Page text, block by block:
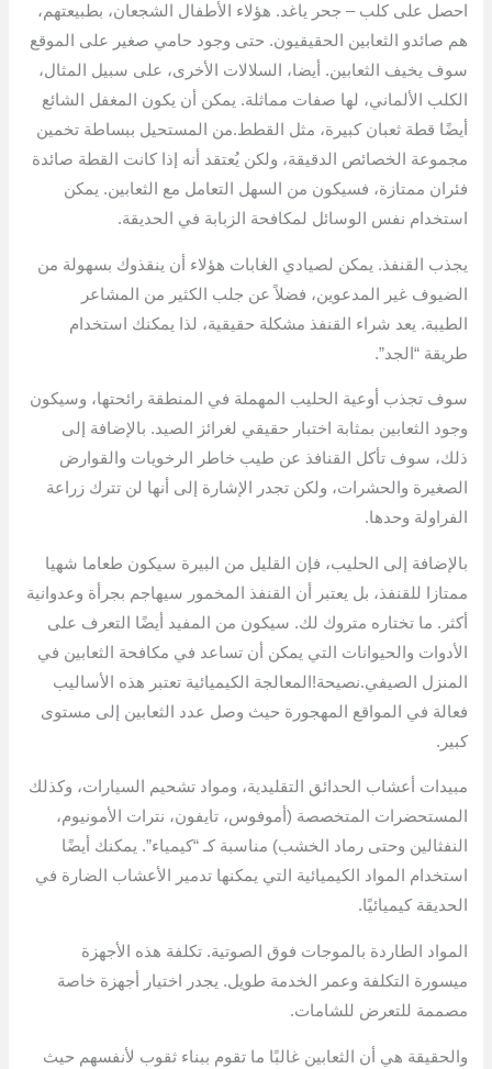
احصل على كلب – جحر ياغد. هؤلاء الأطفال الشجعان، بطبيعتهم،
هم صائدو الثعابين الحقيقيون. حتى وجود حامي صغير على الموقع
سوف يخيف الثعابين. أيضا، السلالات الأخرى، على سبيل المثال،
الكلب الألماني، لها صفات مماثلة. يمكن أن يكون المغفل الشائع
أيضًا قطة ثعبان كبيرة، مثل القطط.من المستحيل ببساطة تخمين
مجموعة الخصائص الدقيقة، ولكن يُعتقد أنه إذا كانت القطة صائدة
فئران ممتازة، فسيكون من السهل التعامل مع الثعابين. يمكن
استخدام نفس الوسائل لمكافحة الزبابة في الحديقة.
يجذب القنفذ. يمكن لصيادي الغابات هؤلاء أن ينقذوك بسهولة من
الضيوف غير المدعوين، فضلاً عن جلب الكثير من المشاعر
الطيبة. يعد شراء القنفذ مشكلة حقيقية، لذا يمكنك استخدام
طريقة “الجد”.
سوف تجذب أوعية الحليب المهملة في المنطقة رائحتها، وسيكون
وجود الثعابين بمثابة اختبار حقيقي لغرائز الصيد. بالإضافة إلى
ذلك، سوف تأكل القنافذ عن طيب خاطر الرخويات والقوارض
الصغيرة والحشرات، ولكن تجدر الإشارة إلى أنها لن تترك زراعة
الفراولة وحدها.
بالإضافة إلى الحليب، فإن القليل من البيرة سيكون طعاما شهيا
ممتازا للقنفذ، بل يعتبر أن القنفذ المخمور سيهاجم بجرأة وعدوانية
أكثر. ما تختاره متروك لك. سيكون من المفيد أيضًا التعرف على
الأدوات والحيوانات التي يمكن أن تساعد في مكافحة الثعابين في
المنزل الصيفي.نصيحة!المعالجة الكيميائية تعتبر هذه الأساليب
فعالة في المواقع المهجورة حيث وصل عدد الثعابين إلى مستوى
كبير.
مبيدات أعشاب الحدائق التقليدية، ومواد تشحيم السيارات، وكذلك
المستحضرات المتخصصة (أموفوس، تايفون، نترات الأمونيوم،
النفثالين وحتى رماد الخشب) مناسبة كـ “كيمياء”. يمكنك أيضًا
استخدام المواد الكيميائية التي يمكنها تدمير الأعشاب الضارة في
الحديقة كيميائيًا.
المواد الطاردة بالموجات فوق الصوتية. تكلفة هذه الأجهزة
ميسورة التكلفة وعمر الخدمة طويل. يجدر اختيار أجهزة خاصة
مصممة للتعرض للشامات.
والحقيقة هي أن الثعابين غالبًا ما تقوم ببناء ثقوب لأنفسهم حيث